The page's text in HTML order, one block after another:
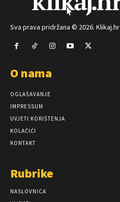
Sva prava pridržana © 2026. Klikaj.hr
O nama
OGLAŠAVANJE
IMPRESSUM
UVJETI KORIŠTENJA
KOLAČIĆI
KONTAKT
Rubrike
NASLOVNICA